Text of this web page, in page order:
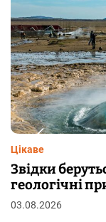
Цікаве
Чому від
шкірі:
29.07.2026